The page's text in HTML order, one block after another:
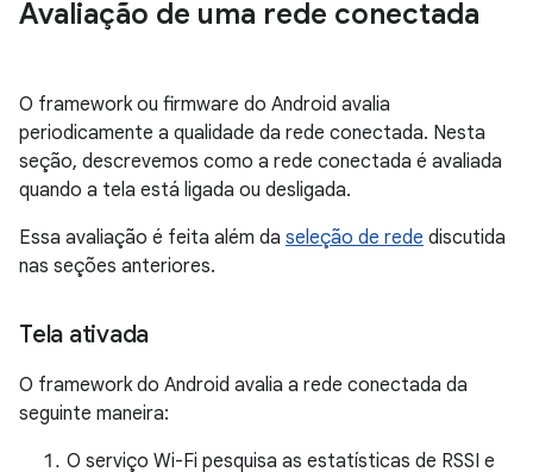
Avaliação de uma rede conectada
O framework ou firmware do Android avalia
periodicamente a qualidade da rede conectada. Nesta
seção, descrevemos como a rede conectada é avaliada
quando a tela está ligada ou desligada.
Essa avaliação é feita além da seleção de rede discutida
nas seções anteriores.
Tela ativada
O framework do Android avalia a rede conectada da
seguinte maneira:
O serviço Wi-Fi pesquisa as estatísticas de RSSI e